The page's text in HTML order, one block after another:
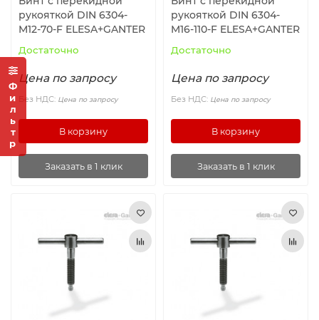
Фильтр
рукояткой DIN 6304-
M12-70-F ELESA+GANTER
Достаточно
Цена по запросу
Без НДС: Цена по запросу
В корзину
Заказать в 1 клик
рукояткой DIN 6304-
M16-110-F ELESA+GANTER
Достаточно
Цена по запросу
Без НДС: Цена по запросу
В корзину
Заказать в 1 клик